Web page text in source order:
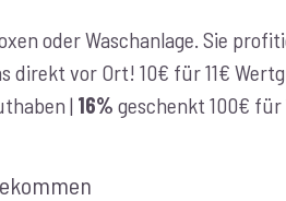
oder Waschanlage. Sie
direkt vor Ort! 10€ für 11€
| 16% geschenkt 100€